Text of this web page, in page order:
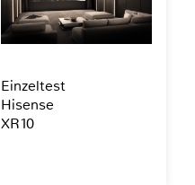
Einzeltest
Hisense
XR10